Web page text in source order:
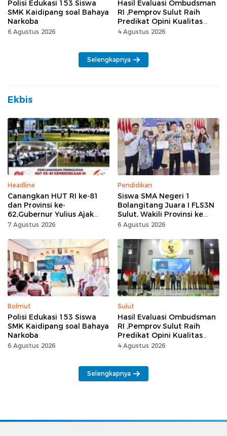
Polisi Edukasi 153 Siswa
SMK Kaidipang soal Bahaya
Narkoba
6 Agustus 2026
Hasil Evaluasi Ombudsman
RI ,Pemprov Sulut Raih
Predikat Opini Kualitas
Tinggi Tanpa
4 Agustus 2026
Selengkapnya
Ekbis
Headline
Canangkan HUT RI ke-81
dan Provinsi ke-
62,Gubernur Yulius Ajak
Seluruh Masyarakat
Kemerdekaan Momentum
Kerja Keras
7 Agustus 2026
Pendidikan
Siswa SMA Negeri 1
Bolangitang Juara I FLS3N
Sulut, Wakili Provinsi ke
Tingkat Nasional
6 Agustus 2026
Bolmut
Polisi Edukasi 153 Siswa
SMK Kaidipang soal Bahaya
Narkoba
6 Agustus 2026
Sulut
Hasil Evaluasi Ombudsman
RI ,Pemprov Sulut Raih
Predikat Opini Kualitas
Tinggi Tanpa
4 Agustus 2026
Selengkapnya